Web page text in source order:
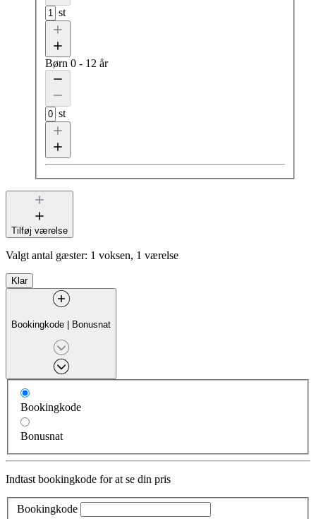
st
Børn 0 - 12 år
st
Tilføj værelse
Valgt antal gæster: 1 voksen, 1 værelse
Klar
Bookingkode | Bonusnat
Bookingkode
Bonusnat
Indtast bookingkode for at se din pris
Bookingkode